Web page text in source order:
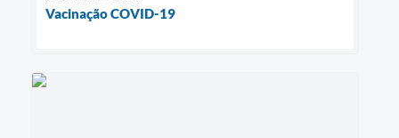
Vacinação COVID-19